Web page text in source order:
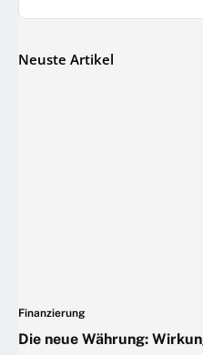
Neuste Artikel
Finanzierung
Die neue Währung: